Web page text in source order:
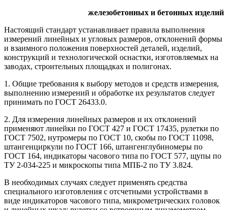
железобетонных и бетонных изделий
Настоящий стандарт устанавливает правила выполнения
измерений линейных и угловых размеров, отклонений формы
и взаимного положения поверхностей деталей, изделий,
конструкций и технологической оснастки, изготовляемых на
заводах, строительных площадках и полигонах.
1. Общие требования к выбору методов и средств измерения,
выполнению измерений и обработке их результатов следует
принимать по ГОСТ 26433.0.
2. Для измерения линейных размеров и их отклонений
применяют линейки по ГОСТ 427 и ГОСТ 17435, рулетки по
ГОСТ 7502, нутромеры по ГОСТ 10, скобы по ГОСТ 11098,
штангенциркули по ГОСТ 166, штангенглубиномеры по
ГОСТ 164, индикаторы часового типа по ГОСТ 577, щупы по
ТУ 2-034-225 и микроскопы типа МПБ-2 по ТУ 3.824.
В необходимых случаях следует применять средства
специального изготовления с отсчетными устройствами в
виде индикаторов часового типа, микрометрических головок